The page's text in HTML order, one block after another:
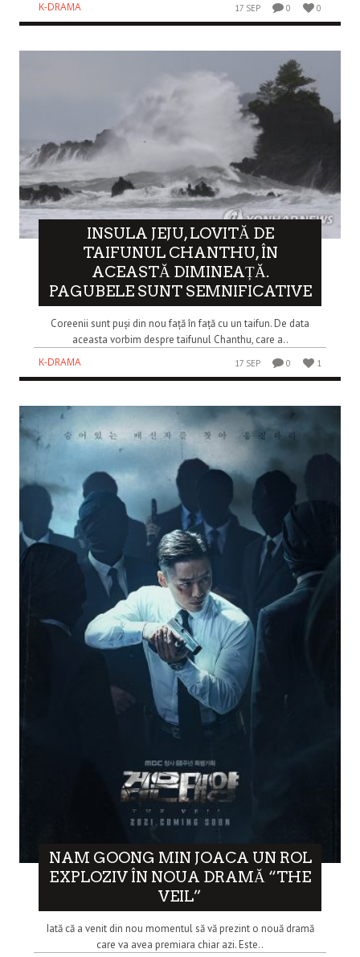
K-DRAMA 17 SEP 0 0
INSULA JEJU, LOVITĂ DE
TAIFUNUL CHANTHU, ÎN
ACEASTĂ DIMINEAȚĂ.
PAGUBELE SUNT SEMNIFICATIVE
Coreenii sunt puși din nou față în față cu un taifun. De data
aceasta vorbim despre taifunul Chanthu, care a..
K-DRAMA
17 SEP 0 1
NAM GOONG MIN JOACA UN ROL
EXPLOZIV ÎN NOUA DRAMĂ “THE
VEIL”
Iată că a venit din nou momentul să vă prezint o nouă dramă
care va avea premiara chiar azi. Este..